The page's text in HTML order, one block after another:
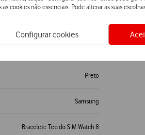
as cookies não essenciais. Pode alterar as suas
Configurar cookies
Preto
Samsung
Bracelete Tecido S M Watch 8